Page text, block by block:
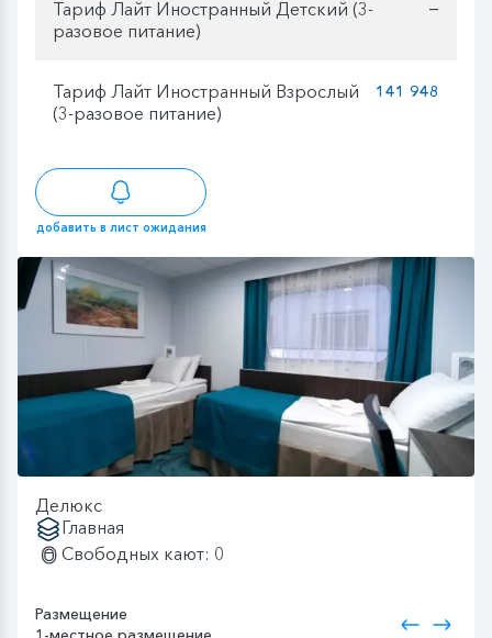
Тариф Лайт Иностранный Детский (3-
разовое питание)
—
Тариф Лайт Иностранный Взрослый
(3-разовое питание)
141 948
добавить в лист ожидания
Делюкс
Главная
Свободных кают: 0
Размещение